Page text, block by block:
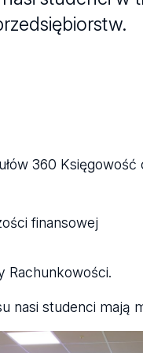
360
finansowej
Rachunkowości.
nasi studenci